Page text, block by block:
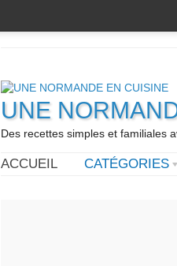
UNE
Des recettes simples et familiales
ACCUEIL CATÉGORIES